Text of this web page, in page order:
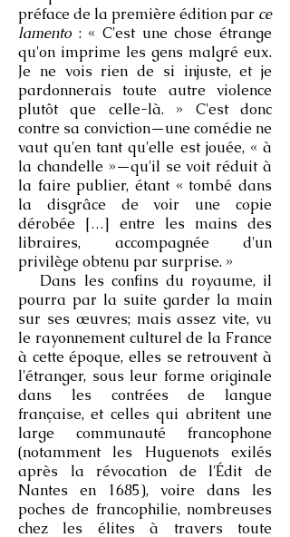
préface de la première édition par ce
lamento : « C'est une chose étrange
qu'on imprime les gens malgré eux.
Je ne vois rien de si injuste, et je
pardonnerais toute autre violence
plutôt que celle-là. » C'est donc
contre sa conviction—une comédie ne
vaut qu'en tant qu'elle est jouée, « à
la chandelle »—qu'il se voit réduit à
la faire publier, étant « tombé dans
la disgrâce de voir une copie
dérobée […] entre les mains des
libraires, accompagnée d'un
privilège obtenu par surprise. »
Dans les confins du royaume, il
pourra par la suite garder la main
sur ses œuvres; mais assez vite, vu
le rayonnement culturel de la France
à cette époque, elles se retrouvent à
l'étranger, sous leur forme originale
dans les contrées de langue
française, et celles qui abritent une
large communauté francophone
(notamment les Huguenots exilés
après la révocation de l'Édit de
Nantes en 1685), voire dans les
poches de francophilie, nombreuses
chez les élites à travers toute